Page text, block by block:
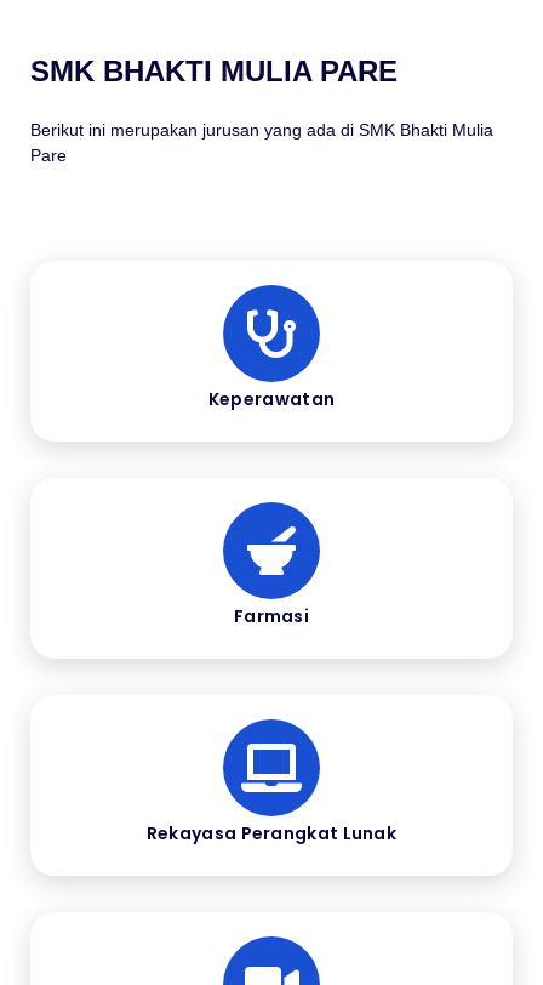
SMK BHAKTI MULIA PARE
Berikut ini merupakan jurusan yang ada di SMK Bhakti Mulia
Pare
Keperawatan
Farmasi
Rekayasa Perangkat Lunak